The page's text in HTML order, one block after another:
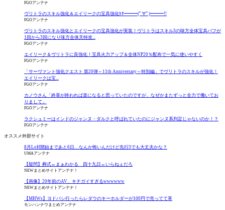
FGOアンテナ
ヴリトラのスキル強化＆エイリークの宝具強化ｷﾀ━━━(ﾟ∀ﾟ)━━━!!
FGOアンテナ
ヴリトラのスキル強化とエイリークの宝具強化が実装！ヴリトラはスキル3の味方全体宝具バフが
1回から3回になり味方全体天特攻...
FGOアンテナ
エイリーク＆ヴリトラに良強化！宝具火力アップ＆全体NP20％配布で一気に使いやすく
FGOアンテナ
「サーヴァント強化クエスト 第20弾～11th Anniversary～特別編」でヴリトラのスキルが強化！
エイリークは宝...
FGOアンテナ
カノウさん「終章が終われば楽になると思っていたのですが、なぜかまたずっと全力で働いてお
りまして」
FGOアンテナ
ラクシュミーはインドのジャンヌ・ダルクと呼ばれていたのにジャンヌ系判定じゃないのか！？
FGOアンテナ
オススメ外部サイト
8月LoH開始まであと6日…なんか怖いんだけど先行3でも大丈夫かな？
UMAアンテナ
【疑問】葬式←まぁわかる 四十九日←いらねぇだろ
NEWまとめサイトアンテナ！
【画像】20年前のAV、キチガイすぎるwwwwww
NEWまとめサイトアンテナ！
【MHWs】ヨドバシ行ったらレダウのキーホルダーが100円で売ってて草
モンハンナウまとめアンテナ